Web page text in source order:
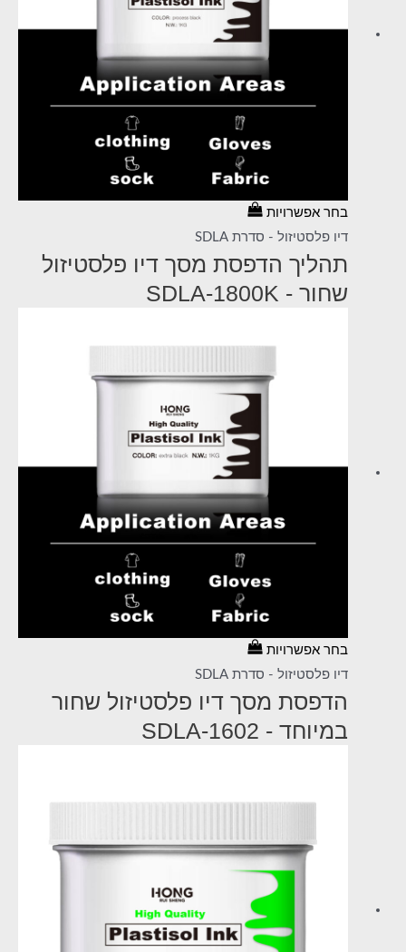
בחר אפשרויות
דיו פלסטיזול - סדרת SDLA
תהליך הדפסת מסך דיו פלסטיזול
שחור - SDLA-1800K
בחר אפשרויות
דיו פלסטיזול - סדרת SDLA
הדפסת מסך דיו פלסטיזול שחור
במיוחד - SDLA-1602